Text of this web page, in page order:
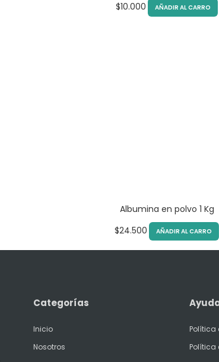
$10.000 AÑADIR AL CARRO
Albumina en polvo 1 Kg
$24.500 AÑADIR AL CARRO
Categorías
Inicio
Nosotros
Política